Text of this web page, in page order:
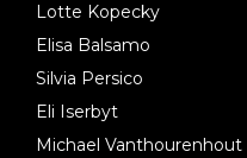
Lotte Kopecky
Elisa Balsamo
Silvia Persico
Eli Iserbyt
Michael Vanthourenhout